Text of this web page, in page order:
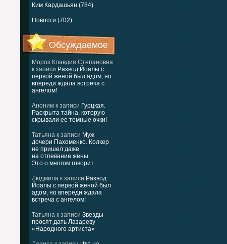
Ким Кардашьян (784)
Новости (702)
Обсуждаемое
Мороз Клавдия Степановна
к записи Развод Йоалы с
первой женой был адом, но
впереди ждала встреча с
ангелом!
Аноним к записи Гурцкая.
Раскрыта тайна, которую
скрывали ее темные очки!
Татьяна к записи Муж
дочери Пахоменко. Колкер
не пришел даже
на отпевание жены.
Это о многом говорит…
Людмила к записи Развод
Йоалы с первой женой был
адом, но впереди ждала
встреча с ангелом!
Татьяна к записи Звезды
просят дать Лазареву
«Народного артиста»